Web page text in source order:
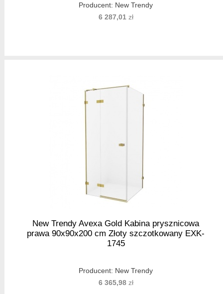
Producent: New Trendy
6 287,01zł
New Trendy Avexa Gold Kabina prysznicowa
prawa 90x90x200 cm Złoty szczotkowany EXK-
1745
Producent: New Trendy
6 365,98zł